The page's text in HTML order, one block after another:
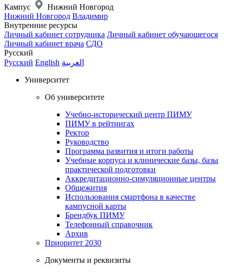
Кампус
Нижний Новгород
Нижний Новгород Владимир
Внутренние ресурсы
Личный кабинет сотрудника Личный кабинет обучающегося
Личный кабинет врача СДО
Русский
Русский English العربية
Университет
Об университете
Учебно-исторический центр ПИМУ
ПИМУ в рейтингах
Ректор
Руководство
Программа развития и итоги работы
Учебные корпуса и клинические базы, базы
практической подготовки
Аккредитационно-симуляционные центры
Общежития
Использования смартфона в качестве
кампусной карты
Брендбук ПИМУ
Телефонный справочник
Архив
Приоритет 2030
Документы и реквизиты